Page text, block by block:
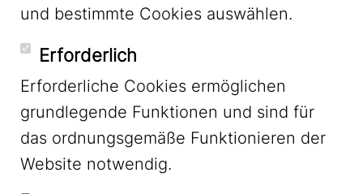
YouTube
Mastodon
und bestimmte Cookies auswählen.
Erforderlich
Erforderliche Cookies ermöglichen
grundlegende Funktionen und sind für
das ordnungsgemäße Funktionieren der
Website notwendig.